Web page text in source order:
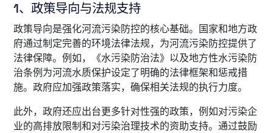
1、政策导向与法规支持
政策导向是强化河流污染防控的核心基础。国家和地方政
府通过制定完善的环境法律法规，为河流污染防控提供了
法律保障。例如，《水污染防治法》以及地方性水污染防
治条例为河流水质保护设定了明确的法律框架和惩戒措
施。政府应加强政策落实，确保相关法规的执行力度。
此外，政府还应出台更多针对性强的政策，例如对污染企
业的高排放限制和对污染治理技术的资助支持。通过鼓励